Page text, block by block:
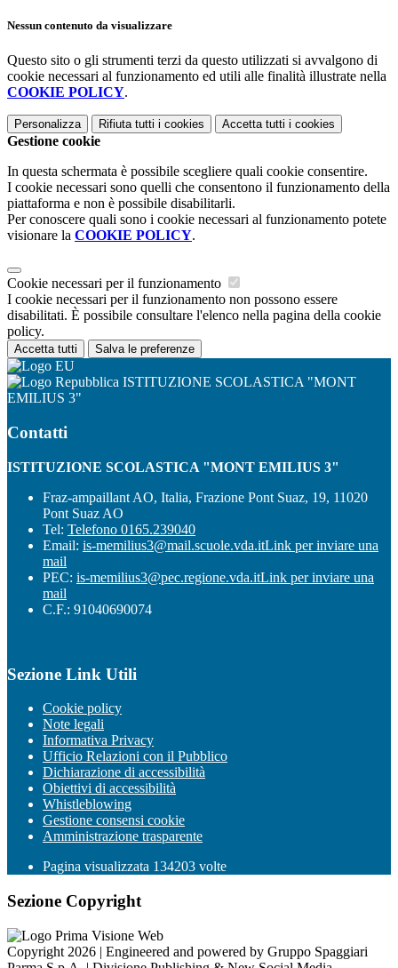
Nessun contenuto da visualizzare
Questo sito o gli strumenti terzi da questo utilizzati si avvalgono di
cookie necessari al funzionamento ed utili alle finalità illustrate nella
COOKIE POLICY.
Personalizza Rifiuta tutti i cookies Accetta tutti i cookies
Gestione cookie
In questa schermata è possibile scegliere quali cookie consentire.
I cookie necessari sono quelli che consentono il funzionamento della
piattaforma e non è possibile disabilitarli.
Per conoscere quali sono i cookie necessari al funzionamento potete
visionare la COOKIE POLICY.
Cookie necessari per il funzionamento
I cookie necessari per il funzionamento non possono essere
disabilitati. È possibile consultare l'elenco nella pagina della cookie
policy.
Accetta tutti Salva le preferenze
ISTITUZIONE SCOLASTICA "MONT
EMILIUS 3"
Contatti
ISTITUZIONE SCOLASTICA "MONT EMILIUS 3"
Fraz-ampaillant AO, Italia, Frazione Pont Suaz, 19, 11020
Pont Suaz AO
Tel: Telefono 0165.239040
Email: is-memilius3@mail.scuole.vda.itLink per inviare una
mail
PEC: is-memilius3@pec.regione.vda.itLink per inviare una
mail
C.F.: 91040690074
Sezione Link Utili
Cookie policy
Note legali
Informativa Privacy
Ufficio Relazioni con il Pubblico
Dichiarazione di accessibilità
Obiettivi di accessibilità
Whistleblowing
Gestione consensi cookie
Amministrazione trasparente
Pagina visualizzata 134203 volte
Sezione Copyright
Copyright 2026 | Engineered and powered by Gruppo Spaggiari